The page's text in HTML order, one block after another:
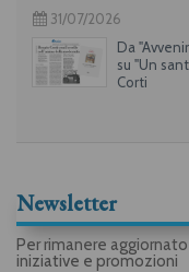
31/07/2026
Da
su "Un
Corti
Newsletter
Per rimanere
iniziative e promozioni